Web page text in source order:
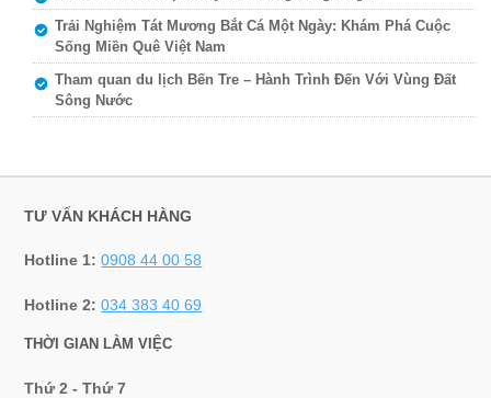
Trải Nghiệm Tát Mương Bắt Cá Một Ngày: Khám Phá Cuộc
Sống Miền Quê Việt Nam
Tham quan du lịch Bến Tre – Hành Trình Đến Với Vùng Đất
Sông Nước
TƯ VẤN KHÁCH HÀNG
Hotline 1:0908 44 00 58
Hotline 2:034 383 40 69
THỜI GIAN LÀM VIỆC
Thứ 2 - Thứ 7